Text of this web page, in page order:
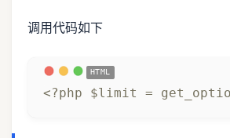
调用代码如下
<?php $limit =